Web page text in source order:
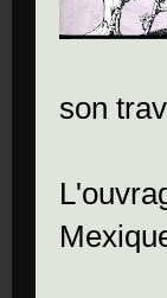
son